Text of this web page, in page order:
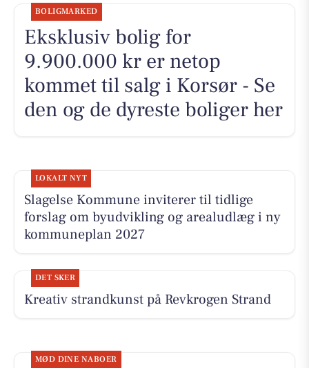
BOLIGMARKED
Eksklusiv bolig for
9.900.000 kr er netop
kommet til salg i Korsør - Se
den og de dyreste boliger her
LOKALT NYT
Slagelse Kommune inviterer til tidlige
forslag om byudvikling og arealudlæg i ny
kommuneplan 2027
DET SKER
Kreativ strandkunst på Revkrogen Strand
MØD DINE NABOER